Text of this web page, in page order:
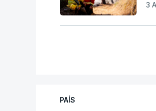
3
PAÍS